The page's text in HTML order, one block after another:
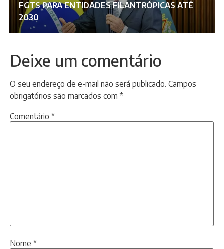
FGTS PARA ENTIDADES FILANTRÓPICAS ATÉ
2030
Deixe um comentário
O seu endereço de e-mail não será publicado. Campos
obrigatórios são marcados com *
Comentário *
Nome *